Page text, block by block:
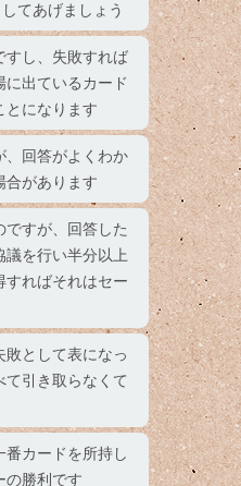
てあげましょう
すし、失敗すれば
に出ているカード
とになります
、回答がよくわか
合があります
ですが、回答した
議を行い半分以上
すればそれはセー
敗として表になっ
て引き取らなくて
番カードを所持し
の勝利です